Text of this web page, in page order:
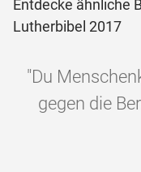
Entdecke ähnliche
Lutherbibel 2017
"Du
gegen die